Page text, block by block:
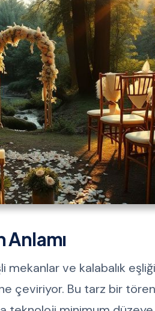
ve kalabalık
çeviriyor. Bu tarz bir